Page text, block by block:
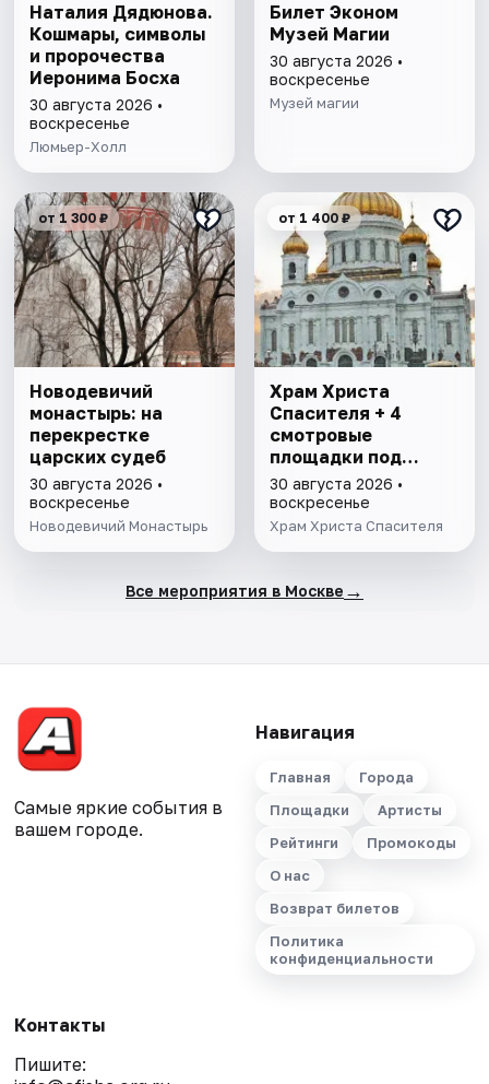
Наталия Дядюнова.
Кошмары, символы
и пророчества
Иеронима Босха
30 августа 2026 •
воскресенье
Люмьер-Холл
Билет Эконом
Музей Магии
30 августа 2026 •
воскресенье
Музей магии
от 1 300 ₽
Новодевичий
монастырь: на
перекрестке
царских судеб
30 августа 2026 •
воскресенье
Новодевичий Монастырь
от 1 400 ₽
Храм Христа
Спасителя + 4
смотровые
площадки под
куполом
30 августа 2026 •
воскресенье
Храм Христа Спасителя
Все мероприятия в Москве →
Самые яркие события в
вашем городе.
Навигация
Главная
Города
Площадки
Артисты
Рейтинги
Промокоды
О нас
Возврат билетов
Политика
конфиденциальности
Контакты
Пишите: